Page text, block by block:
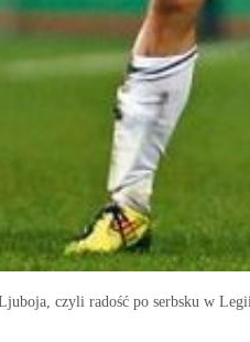
czyli radość po serbsku w